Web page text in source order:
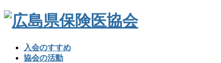
入会のすすめ
協会の活動